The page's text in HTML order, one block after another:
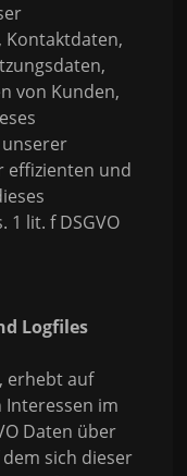
Kontaktdaten,
von Kunden,
effizienten und
1 lit. f DSGVO
Logfiles
erhebt auf
im
Daten über
sich dieser